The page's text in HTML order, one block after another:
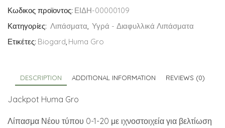
Λίπασμα
0-
20
Κωδικος προϊοντος: ΕΙΔΗ-00000109
Κατηγορίες: Λιπάσματα Υγρά - Διαφυλλικά Λιπάσματα
Ετικέτες: Biogard Huma Gro
DESCRIPTION ADDITIONAL INFORMATION REVIEWS (0)
Jackpot Huma Gro
Λίπασμα Νέου τύπου 0-1-20 με ιχνοστοιχεία για βελτίωση